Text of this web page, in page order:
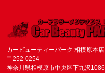
カービューティーパーク 相模原本店
〒252-0254
神奈川県相模原市中央区下九沢1086